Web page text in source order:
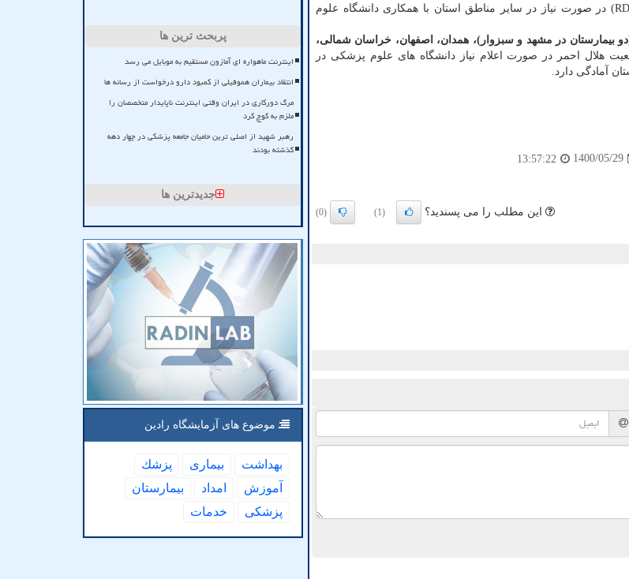
وی از آمادگی این جمعیت جهت راه اندازی بیمارستان سریع الستقرار (RDH) در صورت نیاز در سایر مناطق استان با همکاری دانشگاه علوم
بیمارستان در مشهد و سبزوار)، همدان، اصفهان، خراسان شمالی،
هلال احمر در صورت اعلام نیاز دانشگاه های علوم پزشکی در
1400/05/29
13:57:22
این مطلب را می پسندید؟ (1)
(0)
پربحث ترین ها
اینترنت ماهواره ای آمازون مستقیم به موبایل می رسد
انتقاد بیماران هموفیلی از کمبود دارو درخواست از رسانه ها
مرگ دورکاری در ایران وقتی اینترنت ناپایدار متخصصان را
ملزم به کوچ کرد
رهبر شهید از اصلی ترین حامیان جامعه پزشکی در چهار دهه
گذشته بودند
جدیدترین ها
موضوع های آزمایشگاه رادین
بهداشت بیماری
پزشك
آموزش
امداد
بیمارستان
پزشكی
خدمات